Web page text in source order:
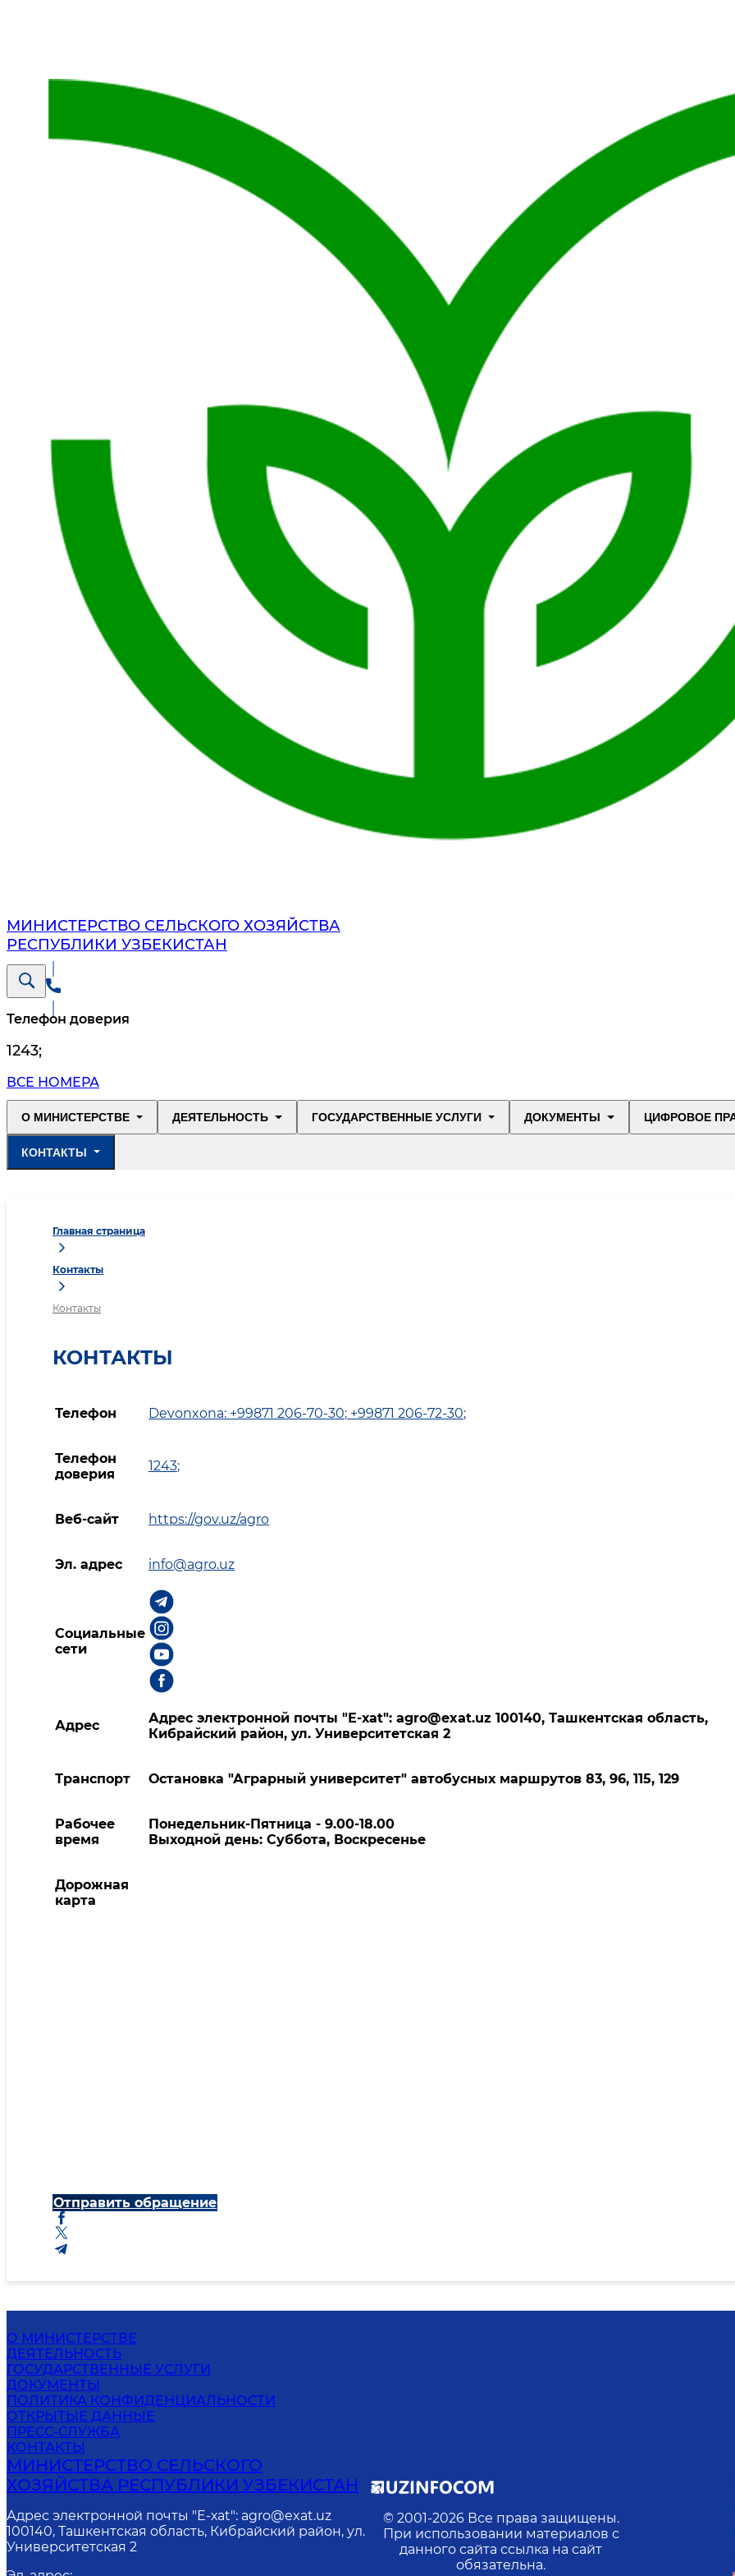
МИНИСТЕРСТВО СЕЛЬСКОГО ХОЗЯЙСТВА
РЕСПУБЛИКИ УЗБЕКИСТАН
Телефон доверия
1243;
ВСЕ НОМЕРА
О МИНИСТЕРСТВЕ ДЕЯТЕЛЬНОСТЬ ГОСУДАРСТВЕННЫЕ УСЛУГИ ДОКУМЕНТЫ ЦИФРОВОЕ
КОНТАКТЫ
Главная страница
Контакты
Контакты
КОНТАКТЫ
Телефон Devonxona: +99871 206-70-30; +99871 206-72-30;
Телефон
доверия
1243;
Веб-сайт https://gov.uz/agro
Эл. адрес info@agro.uz
Социальные
сети
Адрес
Адрес электронной почты "Е-хаt": agro@exat.uz 100140, Ташкентская область,
Кибрайский район, ул. Университетская 2
Транспорт Остановка "Аграрный университет" автобусных маршрутов 83, 96, 115, 129
Рабочее
время
Понедельник-Пятница - 9.00-18.00
Выходной день: Суббота, Воскресенье
Дорожная
карта
Отправить обращение
О МИНИСТЕРСТВЕ
ДЕЯТЕЛЬНОСТЬ
ГОСУДАРСТВЕННЫЕ УСЛУГИ
ДОКУМЕНТЫ
ПОЛИТИКА КОНФИДЕНЦИАЛЬНОСТИ
ОТКРЫТЫЕ ДАННЫЕ
ПРЕСС-СЛУЖБА
КОНТАКТЫ
МИНИСТЕРСТВО СЕЛЬСКОГО
ХОЗЯЙСТВА РЕСПУБЛИКИ УЗБЕКИСТАН
Адрес электронной почты "Е-хаt": agro@exat.uz
100140, Ташкентская область, Кибрайский район, ул.
Университетская 2
© 2001-2026 Все права защищены.
При использовании материалов с
данного сайта ссылка на сайт
обязательна.